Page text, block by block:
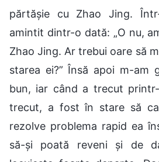
părtășie cu Zhao Jing.
amintit dintr-o dată: „O nu,
Zhao Jing. Ar trebui oare să
starea ei?” Însă apoi m-am
bun, iar când a trecut
trecut, a fost în stare să
rezolve problema rapid ea
să-și poată reveni și de